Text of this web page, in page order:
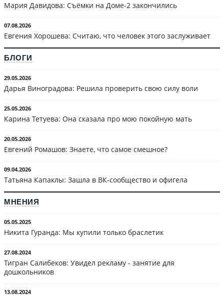
Мария Давидова: Съёмки на Доме-2 закончились
07.08.2026
Евгения Хорошева: Считаю, что человек этого заслуживает
БЛОГИ
29.05.2026
Дарья Виноградова: Решила проверить свою силу воли
25.05.2026
Карина Тетуева: Она сказала про мою покойную мать
20.05.2026
Евгений Ромашов: Знаете, что самое смешное?
09.04.2026
Татьяна Капаклы: Зашла в ВК-сообщество и офигела
МНЕНИЯ
05.05.2025
Никита Гуранда: Мы купили только браслетик
27.08.2024
Тигран Салибеков: Увидел рекламу - занятие для
дошкольников
13.08.2024